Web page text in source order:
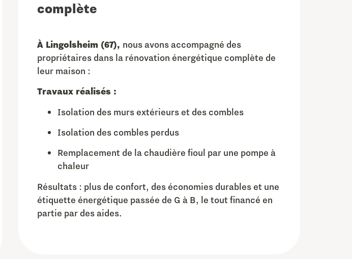
complète
À Lingolsheim (67), nous avons accompagné des
propriétaires dans la rénovation énergétique complète de
leur maison :
Travaux réalisés :
Isolation des murs extérieurs et des combles
Isolation des combles perdus
Remplacement de la chaudière fioul par une pompe à
chaleur
Résultats : plus de confort, des économies durables et une
étiquette énergétique passée de G à B, le tout financé en
partie par des aides.